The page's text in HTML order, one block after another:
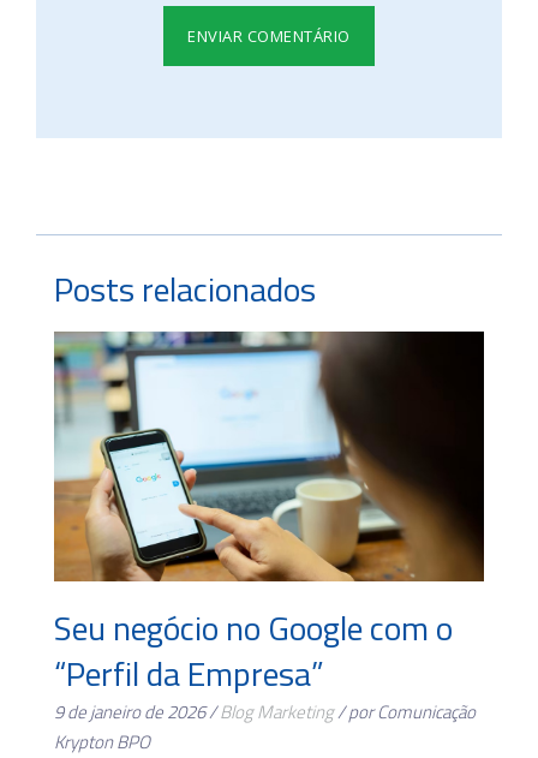
Posts relacionados
Seu negócio no Google com o
“Perfil da Empresa”
9 de janeiro de 2026 /BlogMarketing/ por Comunicação
Krypton BPO